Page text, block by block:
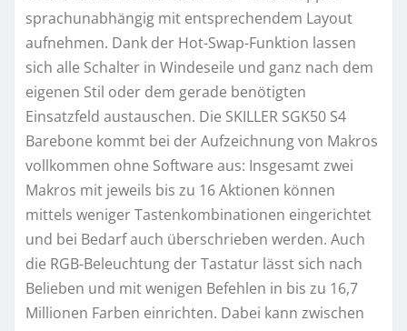
sprachunabhängig mit entsprechendem Layout
aufnehmen. Dank der Hot-Swap-Funktion lassen
sich alle Schalter in Windeseile und ganz nach dem
eigenen Stil oder dem gerade benötigten
Einsatzfeld austauschen. Die SKILLER SGK50 S4
Barebone kommt bei der Aufzeichnung von Makros
vollkommen ohne Software aus: Insgesamt zwei
Makros mit jeweils bis zu 16 Aktionen können
mittels weniger Tastenkombinationen eingerichtet
und bei Bedarf auch überschrieben werden. Auch
die RGB-Beleuchtung der Tastatur lässt sich nach
Belieben und mit wenigen Befehlen in bis zu 16,7
Millionen Farben einrichten. Dabei kann zwischen